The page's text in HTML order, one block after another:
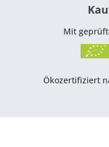
Mit
Ökozertifiziert